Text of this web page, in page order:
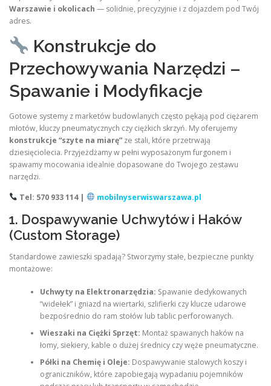
Warszawie i okolicach — solidnie, precyzyjnie i z dojazdem pod Twój
adres.
Konstrukcje do
Przechowywania Narzędzi –
Spawanie i Modyfikacje
Gotowe systemy z marketów budowlanych często pękają pod ciężarem
młotów, kluczy pneumatycznych czy ciężkich skrzyń. My oferujemy
konstrukcje “szyte na miarę”ze stali, które przetrwają
dziesięciolecia. Przyjeżdżamy w pełni wyposażonym furgonem i
spawamy mocowania idealnie dopasowane do Twojego zestawu
narzędzi.
Tel: 570 933 114 |
mobilnyserwiswarszawa.pl
1. Dospawywanie Uchwytów i Haków
(Custom Storage)
Standardowe zawieszki spadają? Stworzymy stałe, bezpieczne punkty
montażowe:
Uchwyty na Elektronarzędzia: Spawanie dedykowanych
“widełek” i gniazd na wiertarki, szlifierki czy klucze udarowe
bezpośrednio do ram stołów lub tablic perforowanych.
Wieszaki na Ciężki Sprzęt: Montaż spawanych haków na
łomy, siekiery, kable o dużej średnicy czy węże pneumatyczne.
Półki na Chemię i Oleje: Dospawywanie stalowych koszy i
ograniczników, które zapobiegają wypadaniu pojemników